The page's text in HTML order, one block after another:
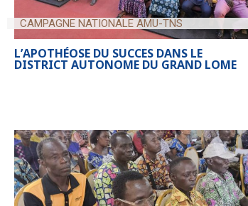
CAMPAGNE NATIONALE AMU-TNS
L’APOTHÉOSE DU SUCCES DANS LE
DISTRICT AUTONOME DU GRAND LOME